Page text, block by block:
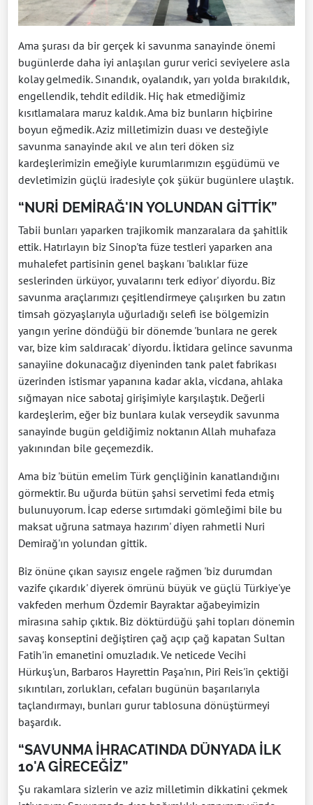
Ama şurası da bir gerçek ki savunma sanayinde önemi
bugünlerde daha iyi anlaşılan gurur verici seviyelere asla
kolay gelmedik. Sınandık, oyalandık, yarı yolda bırakıldık,
engellendik, tehdit edildik. Hiç hak etmediğimiz
kısıtlamalara maruz kaldık. Ama biz bunların hiçbirine
boyun eğmedik. Aziz milletimizin duası ve desteğiyle
savunma sanayinde akıl ve alın teri döken siz
kardeşlerimizin emeğiyle kurumlarımızın eşgüdümü ve
devletimizin güçlü iradesiyle çok şükür bugünlere ulaştık.
“NURİ DEMİRAĞ'IN YOLUNDAN GİTTİK”
Tabii bunları yaparken trajikomik manzaralara da şahitlik
ettik. Hatırlayın biz Sinop'ta füze testleri yaparken ana
muhalefet partisinin genel başkanı 'balıklar füze
seslerinden ürküyor, yuvalarını terk ediyor' diyordu. Biz
savunma araçlarımızı çeşitlendirmeye çalışırken bu zatın
timsah gözyaşlarıyla uğurladığı selefi ise bölgemizin
yangın yerine döndüğü bir dönemde 'bunlara ne gerek
var, bize kim saldıracak' diyordu. İktidara gelince savunma
sanayiine dokunacağız diyeninden tank palet fabrikası
üzerinden istismar yapanına kadar akla, vicdana, ahlaka
sığmayan nice sabotaj girişimiyle karşılaştık. Değerli
kardeşlerim, eğer biz bunlara kulak verseydik savunma
sanayinde bugün geldiğimiz noktanın Allah muhafaza
yakınından bile geçemezdik.
Ama biz 'bütün emelim Türk gençliğinin kanatlandığını
görmektir. Bu uğurda bütün şahsi servetimi feda etmiş
bulunuyorum. İcap ederse sırtımdaki gömleğimi bile bu
maksat uğruna satmaya hazırım' diyen rahmetli Nuri
Demirağ'ın yolundan gittik.
Biz önüne çıkan sayısız engele rağmen 'biz durumdan
vazife çıkardık' diyerek ömrünü büyük ve güçlü Türkiye'ye
vakfeden merhum Özdemir Bayraktar ağabeyimizin
mirasına sahip çıktık. Biz döktürdüğü şahi topları dönemin
savaş konseptini değiştiren çağ açıp çağ kapatan Sultan
Fatih'in emanetini omuzladık. Ve neticede Vecihi
Hürkuş'un, Barbaros Hayrettin Paşa'nın, Piri Reis'in çektiği
sıkıntıları, zorlukları, cefaları bugünün başarılarıyla
taçlandırmayı, bunları gurur tablosuna dönüştürmeyi
başardık.
“SAVUNMA İHRACATINDA DÜNYADA İLK
10'A GİRECEĞİZ”
Şu rakamlara sizlerin ve aziz milletimin dikkatini çekmek